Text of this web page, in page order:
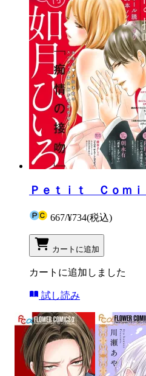
Ｐｅｔｉｔ Ｃｏｍｉ
667/¥734(税込)
カートに追加
カートに追加しました
試し読み